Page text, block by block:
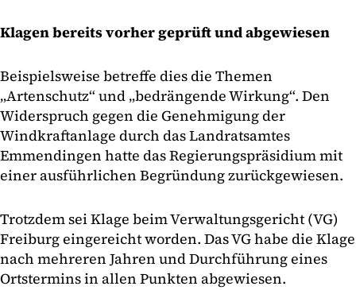
Klagen bereits vorher geprüft und abgewiesen
Beispielsweise betreffe dies die Themen
„Artenschutz“ und „bedrängende Wirkung“. Den
Widerspruch gegen die Genehmigung der
Windkraftanlage durch das Landratsamtes
Emmendingen hatte das Regierungspräsidium mit
einer ausführlichen Begründung zurückgewiesen.
Trotzdem sei Klage beim Verwaltungsgericht (VG)
Freiburg eingereicht worden. Das VG habe die Klage
nach mehreren Jahren und Durchführung eines
Ortstermins in allen Punkten abgewiesen.